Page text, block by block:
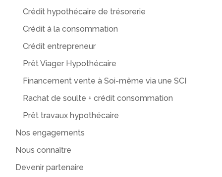
Crédit hypothécaire de trésorerie
Crédit à la consommation
Crédit entrepreneur
Prêt Viager Hypothécaire
Financement vente à Soi-même via une SCI
Rachat de soulte + crédit consommation
Prêt travaux hypothécaire
Nos engagements
Nous connaître
Devenir partenaire